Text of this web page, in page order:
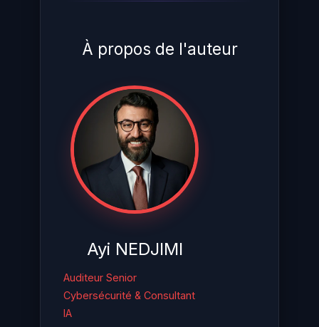
À propos de l'auteur
Ayi NEDJIMI
Auditeur Senior
Cybersécurité & Consultant
IA